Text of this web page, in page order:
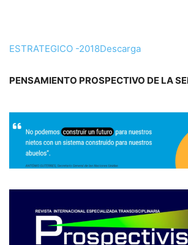
ESTRATEGICO -2018Descarga
PENSAMIENTO PROSPECTIVO DE LA